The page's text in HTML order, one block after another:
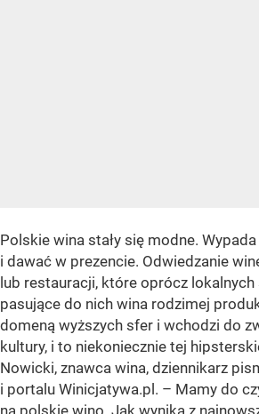
Polskie wina stały się modne.
i dawać w prezencie. Odwiedzanie
lub restauracji, które oprócz
pasujące do nich wina rodzimej
domeną wyższych sfer i wchodzi do
kultury, i to niekoniecznie tej
Nowicki, znawca wina, dziennikarz
i portalu Winicjatywa.pl. – Mamy do